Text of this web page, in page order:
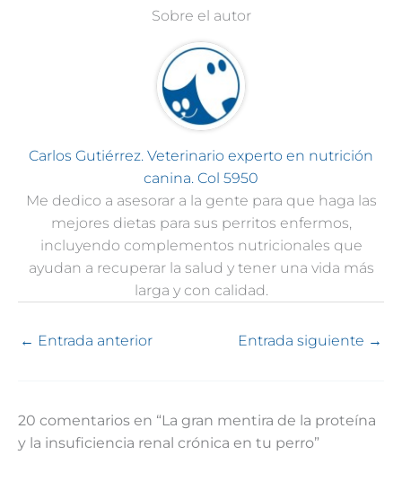
Sobre el autor
Carlos Gutiérrez. Veterinario experto en nutrición
canina. Col 5950
Me dedico a asesorar a la gente para que haga las
mejores dietas para sus perritos enfermos,
incluyendo complementos nutricionales que
ayudan a recuperar la salud y tener una vida más
larga y con calidad.
← Entrada anterior Entrada siguiente →
20 comentarios en “La gran mentira de la proteína
y la insuficiencia renal crónica en tu perro”